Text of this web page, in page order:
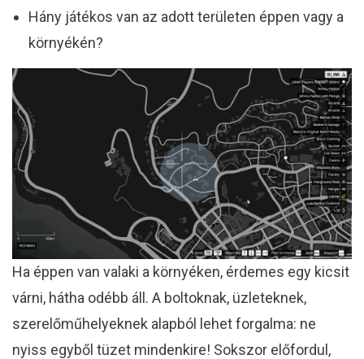
Hány játékos van az adott területen éppen vagy a
környékén?
Ha éppen van valaki a környéken, érdemes egy kicsit
várni, hátha odébb áll. A boltoknak, üzleteknek,
szerelőműhelyeknek alapból lehet forgalma: ne
nyiss egyből tüzet mindenkire! Sokszor előfordul,